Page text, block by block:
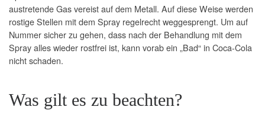
austretende Gas vereist auf dem Metall. Auf diese Weise werden
rostige Stellen mit dem Spray regelrecht weggesprengt. Um auf
Nummer sicher zu gehen, dass nach der Behandlung mit dem
Spray alles wieder rostfrei ist, kann vorab ein „Bad“ in Coca-Cola
nicht schaden.
Was gilt es zu beachten?